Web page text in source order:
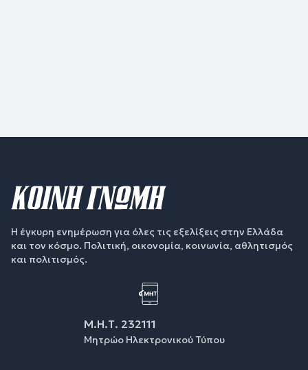
Η έγκυρη ενημέρωση για όλες τις εξελίξεις στην Ελλάδα
και τον κόσμο. Πολιτική, οικονομία, κοινωνία, αθλητισμός
και πολιτισμός.
Μ.Η.Τ. 232111
Μητρώο Ηλεκτρονικού Τύπου